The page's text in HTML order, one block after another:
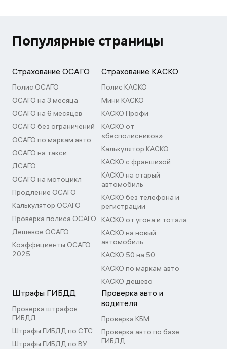
Популярные страницы
Страхование ОСАГО
Полис ОСАГО
ОСАГО на 3 месяца
ОСАГО на 6 месяцев
ОСАГО без ограничений
ОСАГО по маркам авто
ОСАГО на такси
ДСАГО
ОСАГО на мотоцикл
Продление ОСАГО
Калькулятор ОСАГО
Проверка полиса ОСАГО
Дешевое ОСАГО
Коэффициенты ОСАГО
2025
Страхование КАСКО
Полис КАСКО
Мини КАСКО
КАСКО Профи
КАСКО от
«бесполисников»
Калькулятор КАСКО
КАСКО с франшизой
КАСКО на старый
автомобиль
КАСКО без телефона и
регистрации
КАСКО от угона и тотала
КАСКО на новый
автомобиль
КАСКО 50 на 50
КАСКО по маркам авто
КАСКО дешево
Штрафы ГИБДД
Проверка штрафов
ГИБДД
Штрафы ГИБДД по СТС
Штрафы ГИБДД по ВУ
Проверка авто и
водителя
Проверка КБМ
Проверка авто по базе
ГИБДД